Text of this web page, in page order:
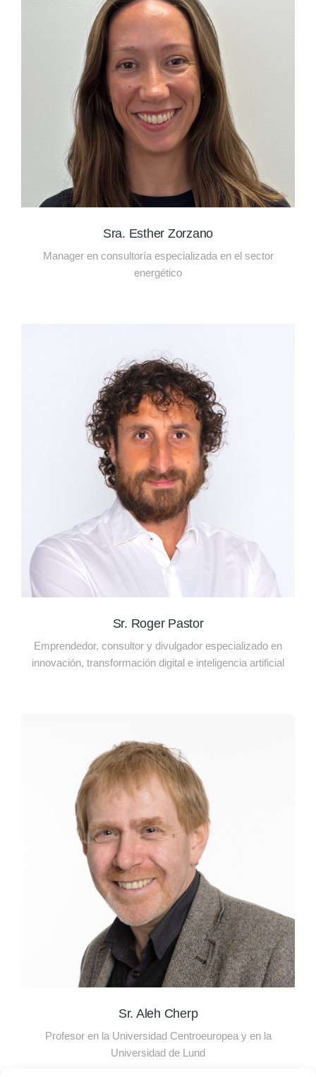
Sra. Esther Zorzano
Manager en consultoría especializada en el sector
energético
Sr. Roger Pastor
Emprendedor, consultor y divulgador especializado en
innovación, transformación digital e inteligencia artificial
Sr. Aleh Cherp
Profesor en la Universidad Centroeuropea y en la
Universidad de Lund